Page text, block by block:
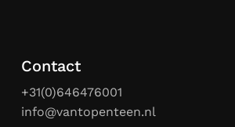
Contact
+31(0)646476001
info@vantopenteen.nl